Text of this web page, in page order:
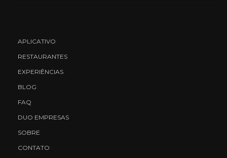
APLICATIVO
RESTAURANTES
EXPERIÊNCIAS
BLOG
FAQ
DUO EMPRESAS
SOBRE
CONTATO